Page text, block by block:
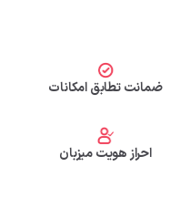
ضمانت تطابق امکانات
احراز هویت میزبان